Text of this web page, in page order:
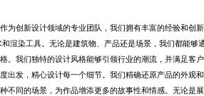
创新设计领域的专业团队，我们拥有丰富的经验和创
渲染工具。无论是建筑物、产品还是场景，我们都能够
我们独特的设计风格能够引领行业的潮流，并满足客户
发，精心设计每一个细节。我们精确还原产品的外观
同的场景，为作品增添更多的故事性和情感。无论是